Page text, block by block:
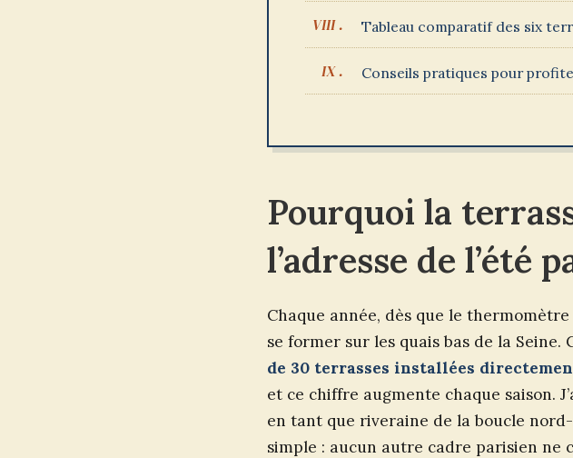
Tableau comparatif des six
Conseils pratiques pour
Pourquoi la
l’adresse de l’été
Chaque année, dès que le thermomètre
se former sur les quais bas de la Seine.
de 30 terrasses installées
et ce chiffre augmente chaque saison.
en tant que riveraine de la boucle
simple : aucun autre cadre parisien ne